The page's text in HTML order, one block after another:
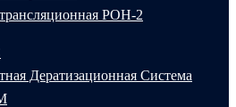
РОН-2
Дератизационная Система